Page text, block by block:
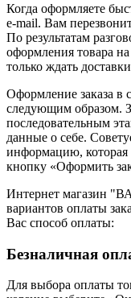
Когда оформляете
e-mail. Вам
По результатам
оформления товара
только ждать
Оформление заказа в
следующим образом.
последовательным
данные о себе.
информацию,
кнопку «Оформить
Интернет магазин
вариантов оплаты
Вас способ оплаты:
Безналичная
Для выбора оплаты